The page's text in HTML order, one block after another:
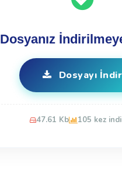
Dosyanız
Dosyayı İndir
47.61 Kb 105 kez